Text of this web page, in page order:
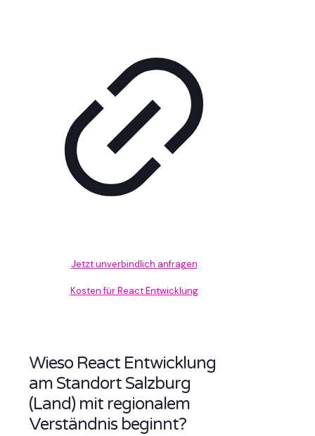
Jetzt unverbindlich anfragen
Kosten für React Entwicklung
Wieso React Entwicklung
am Standort Salzburg
(Land) mit regionalem
Verständnis beginnt?